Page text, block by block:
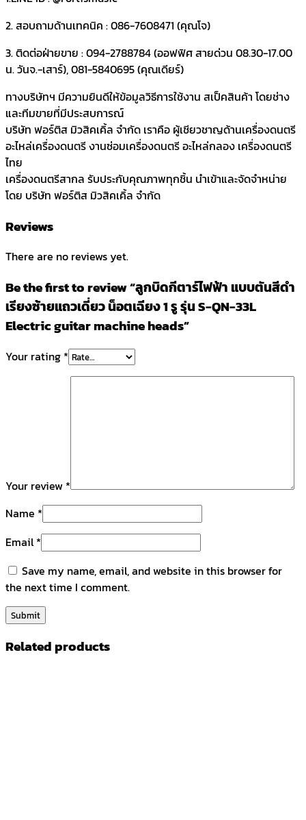
2. สอบถามด้านเทคนิค : 086-7608471 (คุณโจ)
3. ติดต่อฝ่ายขาย : 094-2788784 (ออฟฟิศ สายด่วน 08.30-17.00
น. วันจ.-เสาร์), 081-5840695 (คุณเดียร์)
ทางบริษัทฯ มีความยินดีให้ข้อมูลวิธีการใช้งาน สเป็คสินค้า โดยช่าง
และทีมขายที่มีประสบการณ์
บริษัท ฟอร์ติส มิวสิคเคิ้ล จำกัด เราคือ ผู้เชียวชาญด้านเครื่องดนตรี
อะไหล่เครื่องดนตรี งานซ่อมเครื่องดนตรี อะไหล่กลอง เครื่องดนตรี
ไทย
เครื่องดนตรีสากล รับประกับคุณภาพทุกชิ้น นำเข้าและจัดจำหน่าย
โดย บริษัท ฟอร์ติส มิวสิคเคิ้ล จำกัด
Reviews
There are no reviews yet.
Be the first to review “ลูกบิดกีตาร์ไฟฟ้า แบบตันสีดำ
เรียงซ้ายแถวเดี่ยว น็อตเฉียง 1 รู รุ่น S-QN-33L
Electric guitar machine heads”
Your rating *
Your review *
Name *
Email*
Save my name, email, and website in this browser for
the next time I comment.
Related products